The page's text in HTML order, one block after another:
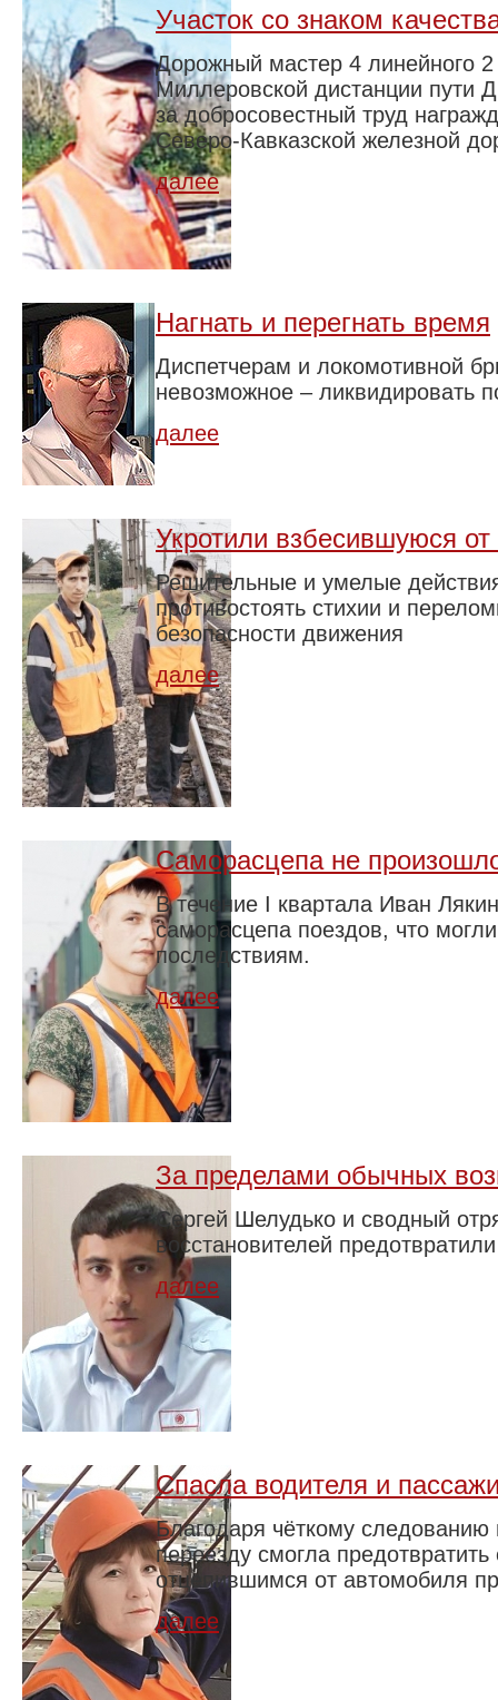
Участок со знаком
Дорожный мастер 4 линейного 2
Миллеровской дистанции пути
за добросовестный труд
Северо-Кавказской железной
далее
Нагнать и перегнать время
Диспетчерам и локомотивной
невозможное – ликвидировать
далее
Укротили взбесившуюся от
Решительные и умелые
противостоять стихии и
безопасности движения
далее
Саморасцепа не
В течение I квартала Иван
саморасцепа поездов, что
последствиям.
далее
За пределами обычных
Сергей Шелудько и сводный
восстановителей
далее
Спасла водителя и
Благодаря чёткому
переезду смогла
отцепившимся от автомобиля
далее